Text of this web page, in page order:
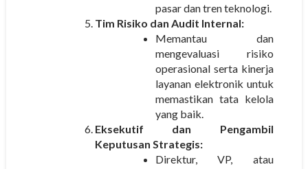
pasar dan tren teknologi.
Tim Risiko dan Audit Internal:
Memantau dan
mengevaluasi risiko
operasional serta kinerja
layanan elektronik untuk
memastikan tata kelola
yang baik.
Eksekutif dan Pengambil
Keputusan Strategis:
Direktur, VP, atau